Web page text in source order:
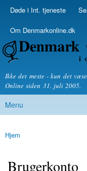
Secondary menu
Døde i Int. tjeneste
Om Denmarkonline.dk
Ikke det meste - kun det
Online siden 31. juli 2005.
Main menu
Menu
You are here
Hjem
Brugerkonto